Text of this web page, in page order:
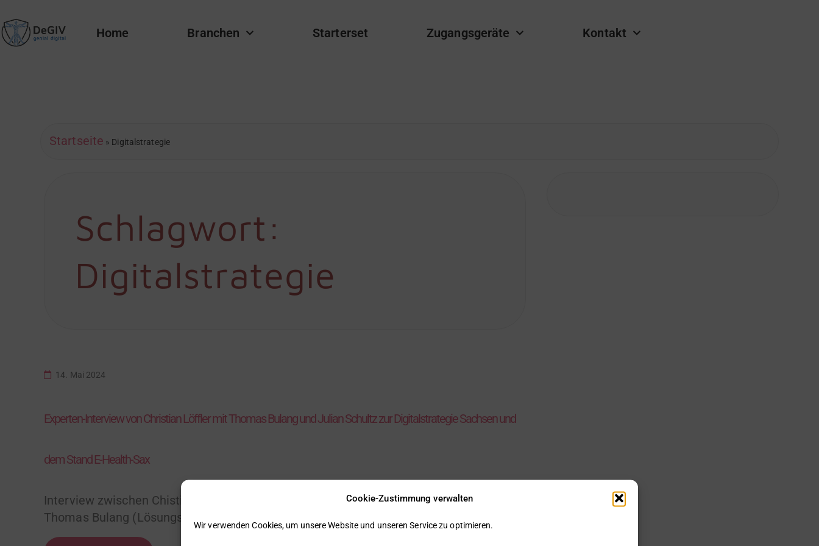
Cookie-Zustimmung verwalten
Wir verwenden Cookies, um unsere Website und unseren Service zu optimieren.
Home Branchen Starterset Zugangsgeräte Kontakt
Startseite » Digitalstrategie
Schlagwort:
Digitalstrategie
14. Mai 2024
Experten-Interview von Christian Löffler mit Thomas Bulang und Julian Schultz zur Digitalstrategie Sachsen und
dem Stand E-Health-Sax
Interview zwischen Chistian Löffler und Mitarbeitern der DeGIV Julian Schultz (IT) und
Thomas Bulang (Lösungsmanagement